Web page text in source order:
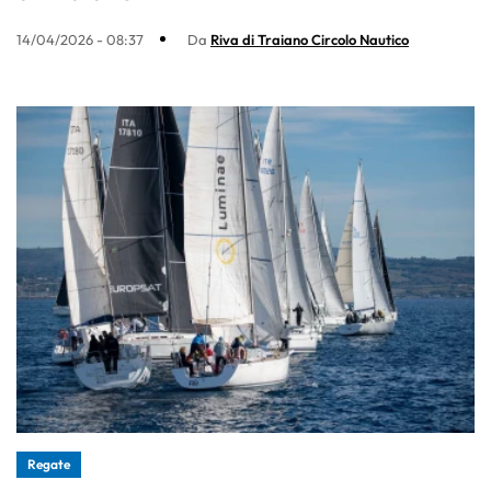
14/04/2026 - 08:37 Da Riva di Traiano Circolo Nautico
Regate